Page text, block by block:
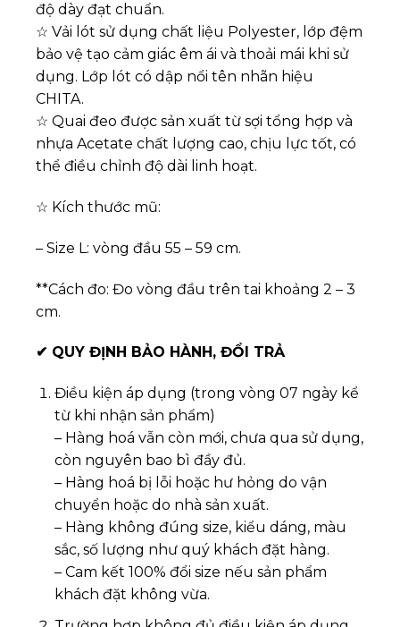
độ dày đạt chuẩn.
☆ Vải lót sử dụng chất liệu Polyester, lớp đệm
bảo vệ tạo cảm giác êm ái và thoải mái khi sử
dụng. Lớp lót có dập nổi tên nhãn hiệu
CHITA.
☆ Quai đeo được sản xuất từ sợi tổng hợp và
nhựa Acetate chất lượng cao, chịu lực tốt, có
thể điều chỉnh độ dài linh hoạt.
☆ Kích thước mũ:
– Size L: vòng đầu 55 – 59 cm.
**Cách đo: Đo vòng đầu trên tai khoảng 2 – 3
cm.
✔ QUY ĐỊNH BẢO HÀNH, ĐỔI TRẢ
Điều kiện áp dụng (trong vòng 07 ngày kể
từ khi nhận sản phẩm)
– Hàng hoá vẫn còn mới, chưa qua sử dụng,
còn nguyên bao bì đầy đủ.
– Hàng hoá bị lỗi hoặc hư hỏng do vận
chuyển hoặc do nhà sản xuất.
– Hàng không đúng size, kiểu dáng, màu
sắc, số lượng như quý khách đặt hàng.
– Cam kết 100% đổi size nếu sản phẩm
khách đặt không vừa.